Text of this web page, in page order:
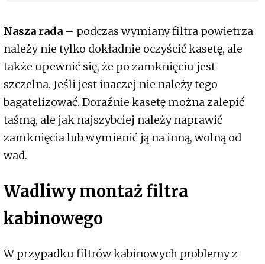
Nasza rada – podczas wymiany filtra powietrza
należy nie tylko dokładnie oczyścić kasetę, ale
także upewnić się, że po zamknięciu jest
szczelna. Jeśli jest inaczej nie należy tego
bagatelizować. Doraźnie kasetę można zalepić
taśmą, ale jak najszybciej należy naprawić
zamknięcia lub wymienić ją na inną, wolną od
wad.
Wadliwy montaż filtra
kabinowego
W przypadku filtrów kabinowych problemy z